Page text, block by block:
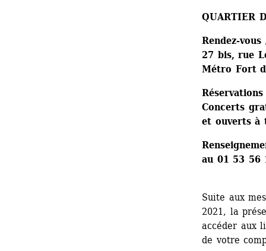
QUARTIER
Rendez-
27 bis, rue
Métro Fort
Concerts
et ouverts à
au 01 53 56
Suite aux
2021, la
accéder aux
de votre